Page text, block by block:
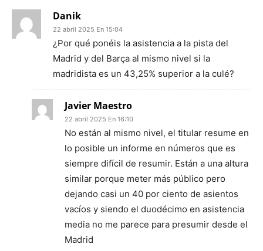
Danik
22 abril 2025 En 15:04
¿Por qué ponéis la asistencia a la pista del
Madrid y del Barça al mismo nivel si la
madridista es un 43,25% superior a la culé?
Javier Maestro
22 abril 2025 En 16:10
No están al mismo nivel, el titular resume en
lo posible un informe en números que es
siempre difícil de resumir. Están a una altura
similar porque meter más público pero
dejando casi un 40 por ciento de asientos
vacíos y siendo el duodécimo en asistencia
media no me parece para presumir desde el
Madrid